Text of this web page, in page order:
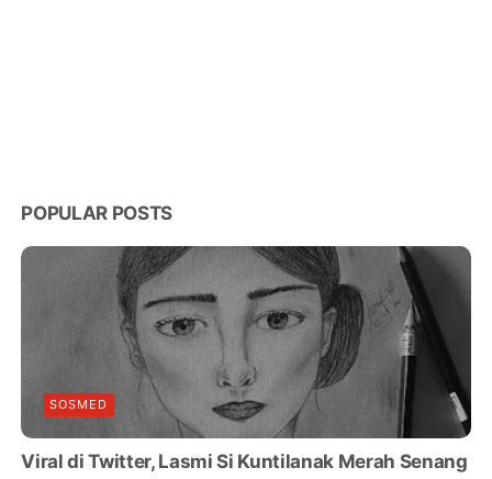
POPULAR POSTS
SOSMED
Viral di Twitter, Lasmi Si Kuntilanak Merah Senang